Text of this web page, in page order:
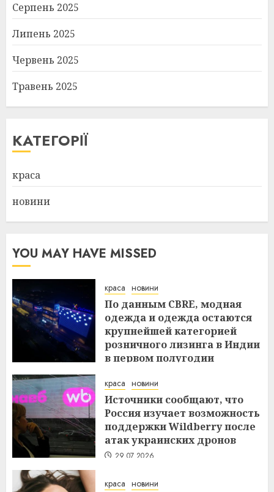
Серпень 2025
Липень 2025
Червень 2025
Травень 2025
КАТЕГОРІЇ
краса
новини
YOU MAY HAVE MISSED
краса новини
По данным CBRE, модная
одежда и одежда остаются
крупнейшей категорией
розничного лизинга в Индии
в первом полугодии
краса новини
Источники сообщают, что
Россия изучает возможность
поддержки Wildberry после
атак украинских дронов
29.07.2026
краса новини